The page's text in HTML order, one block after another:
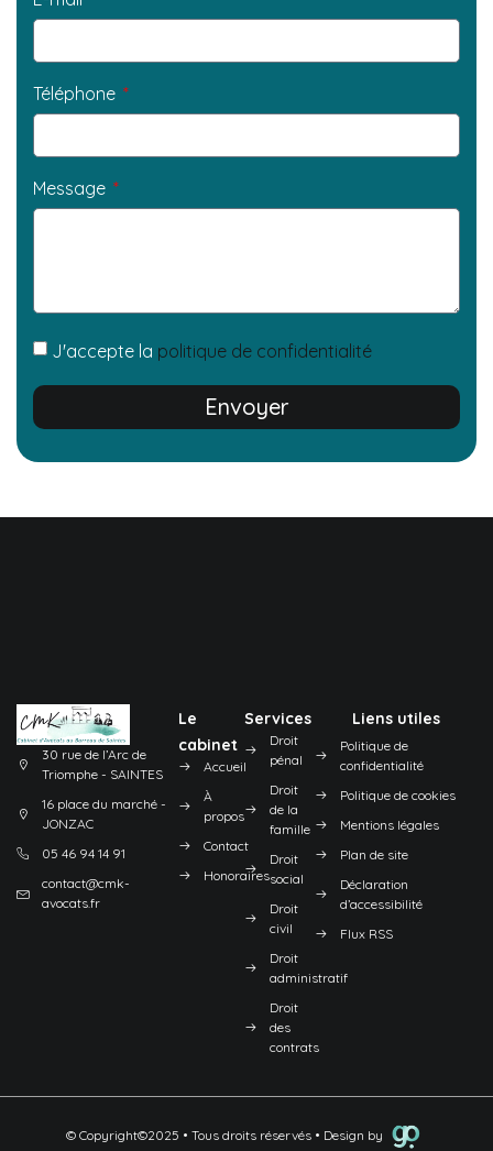
Téléphone
Message
J'accepte la politique de confidentialité
Envoyer
30 rue de l’Arc de
Triomphe - SAINTES
16 place du marché -
JONZAC
05 46 94 14 91
contact@cmk-
avocats.fr
Le
cabinet
Accueil
À
propos
Contact
Honoraires
Services
Droit
pénal
Droit
de la
famille
Droit
social
Droit
civil
Droit
administratif
Droit
des
contrats
Liens utiles
Politique de
confidentialité
Politique de cookies
Mentions légales
Plan de site
Déclaration
d’accessibilité
Flux RSS
© Copyright©2025 • Tous droits réservés • Design by